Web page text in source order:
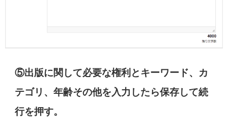
⑤出版に関して必要な権利とキーワード、カ
テゴリ、年齢その他を入力したら保存して続
行を押す。